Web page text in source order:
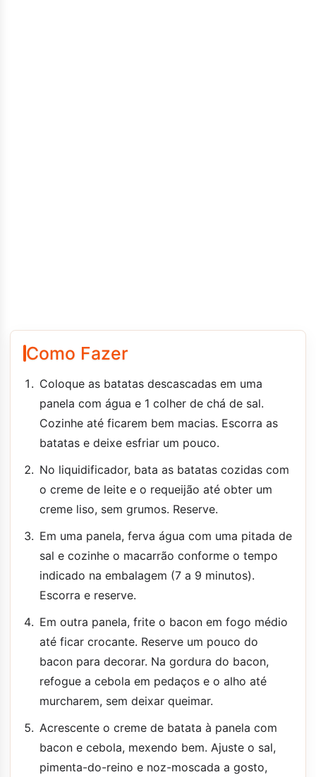
Como Fazer
Coloque as batatas descascadas em uma
panela com água e 1 colher de chá de sal.
Cozinhe até ficarem bem macias. Escorra as
batatas e deixe esfriar um pouco.
No liquidificador, bata as batatas cozidas com
o creme de leite e o requeijão até obter um
creme liso, sem grumos. Reserve.
Em uma panela, ferva água com uma pitada de
sal e cozinhe o macarrão conforme o tempo
indicado na embalagem (7 a 9 minutos).
Escorra e reserve.
Em outra panela, frite o bacon em fogo médio
até ficar crocante. Reserve um pouco do
bacon para decorar. Na gordura do bacon,
refogue a cebola em pedaços e o alho até
murcharem, sem deixar queimar.
Acrescente o creme de batata à panela com
bacon e cebola, mexendo bem. Ajuste o sal,
pimenta-do-reino e noz-moscada a gosto,